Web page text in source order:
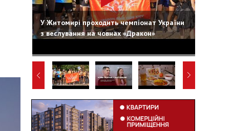
У Житомирі проходить чемпіонат України
з веслування на човнах «Дракон»